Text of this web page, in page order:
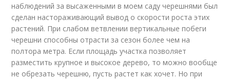
наблюдений за высаженными в моем саду черешнями был
сделан настораживающий вывод о скорости роста этих
растений. При слабом ветвлении вертикальные побеги
черешни способны отрасти за сезон более чем на
полтора метра. Если площадь участка позволяет
разместить крупное и высокое дерево, то можно вообще
не обрезать черешню, пусть растет как хочет. Но при